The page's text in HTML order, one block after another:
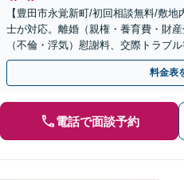
【豊田市永覚新町/初回相談無料/敷
士が対応。離婚（親権・養育費・財
（不倫・浮気）慰謝料、交際トラブ
い。相応の費用を頂きますが安心と
料金表
電話で面談予約